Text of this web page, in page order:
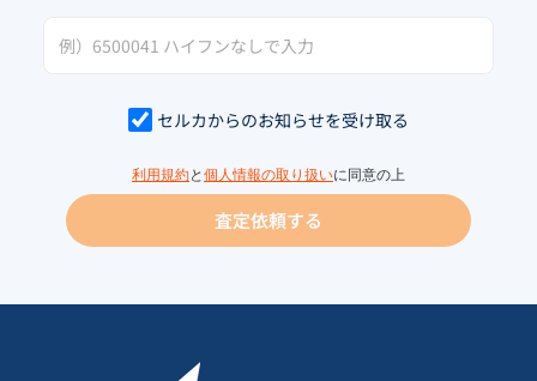
セルカからのお知らせを受け取る
利用規約と 個人情報の取り扱いに同意の上
査定依頼する